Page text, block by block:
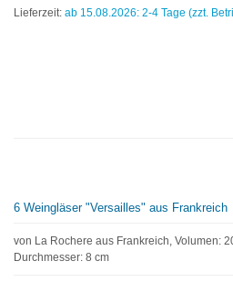
Lieferzeit: ab 15.08.2026: 2-4 Tage (zzt.
6 Weingläser "Versailles" aus Frankreich
von La Rochere aus Frankreich, Volumen:
Durchmesser: 8 cm